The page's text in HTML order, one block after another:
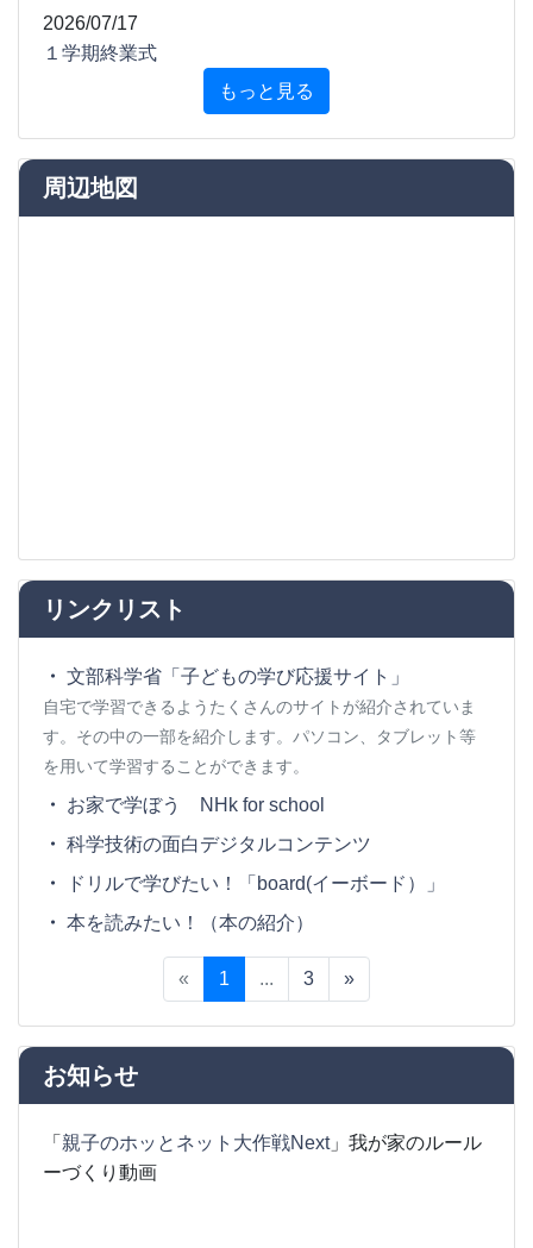
2026/07/17
１学期終業式
もっと見る
周辺地図
リンクリスト
文部科学省「子どもの学び応援サイト」
自宅で学習できるようたくさんのサイトが紹介されていま
す。その中の一部を紹介します。パソコン、タブレット等
を用いて学習することができます。
お家で学ぼう NHk for school
科学技術の面白デジタルコンテンツ
ドリルで学びたい！「board(イーボード）」
本を読みたい！（本の紹介）
« 1 ... 3 »
お知らせ
「 親子のホッとネット大作戦Next」我が家のルール
ーづくり動画